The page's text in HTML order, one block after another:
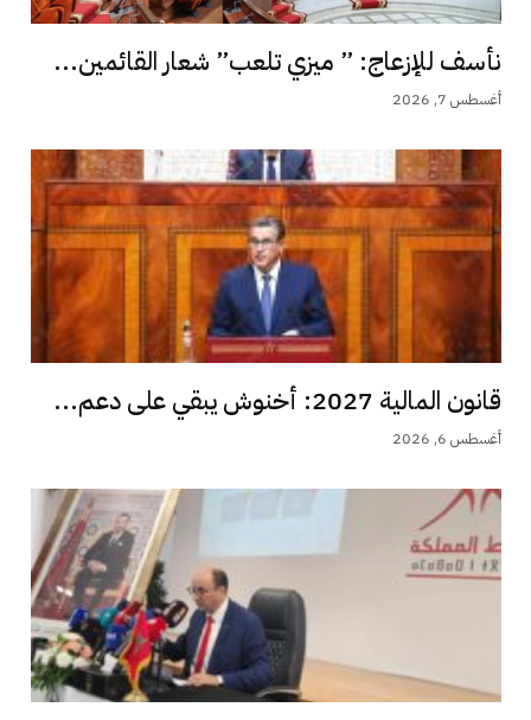
نأسف للإزعاج: ” ميزي تلعب” شعار القائمين...
أغسطس 7, 2026
قانون المالية 2027: أخنوش يبقي على دعم...
أغسطس 6, 2026